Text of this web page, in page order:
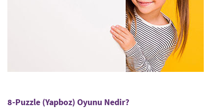
8-Puzzle (Yapboz) Oyunu Nedir?